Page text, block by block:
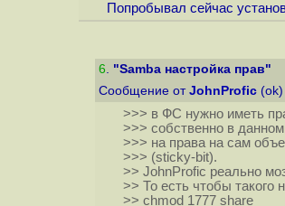
Попробывал сейчас
6. "Samba настройка прав"
Сообщение от JohnProfic
>>> в ФС нужно иметь
>>> собственно в
>>> на права на сам
>>> (sticky-bit).
>> JohnProfic реально
>> То есть чтобы такого
>> chmod 1777 share